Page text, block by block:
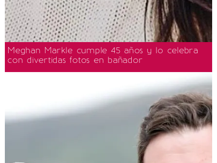
Meghan Markle cumple 45 años y lo celebra
con divertidas fotos en bañador